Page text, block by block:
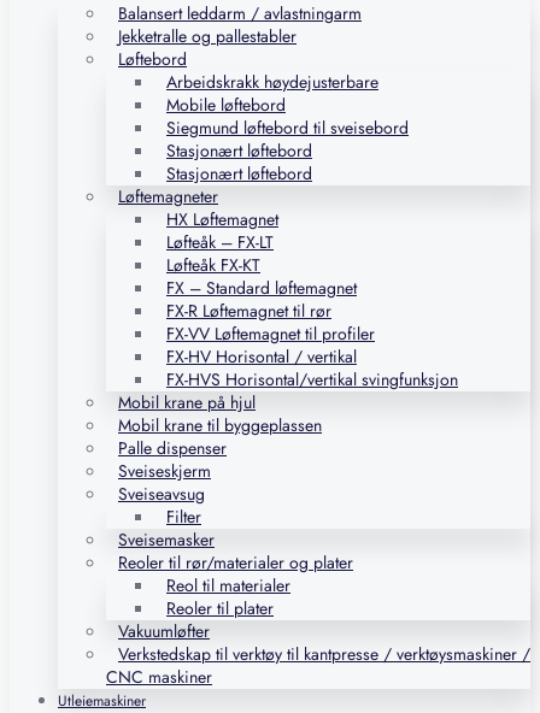
Balansert leddarm / avlastningarm
Jekketralle og pallestabler
Løftebord
Arbeidskrakk høydejusterbare
Mobile løftebord
Siegmund løftebord til sveisebord
Stasjonært løftebord
Stasjonært løftebord
Løftemagneter
HX Løftemagnet
Løfteåk – FX-LT
Løfteåk FX-KT
FX – Standard løftemagnet
FX-R Løftemagnet til rør
FX-VV Løftemagnet til profiler
FX-HV Horisontal / vertikal
FX-HVS Horisontal/vertikal svingfunksjon
Mobil krane på hjul
Mobil krane til byggeplassen
Palle dispenser
Sveiseskjerm
Sveiseavsug
Filter
Sveisemasker
Reoler til rør/materialer og plater
Reol til materialer
Reoler til plater
Vakuumløfter
Verkstedskap til verktøy til kantpresse / verktøysmaskiner /
CNC maskiner
Utleiemaskiner